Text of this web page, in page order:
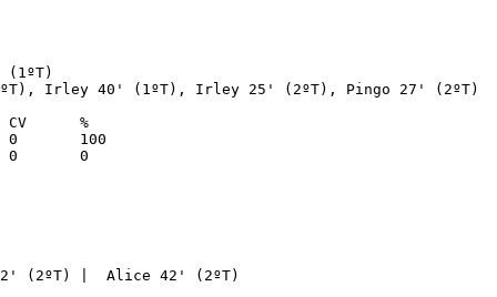
Irley 40' (1ºT), Irley 25' (2ºT), Pingo 27' (2ºT)
(2ºT) |  Alice 42' (2ºT)